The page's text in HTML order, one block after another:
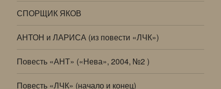
СПОРЩИК ЯКОВ
АНТОН и ЛАРИСА (из повести «ЛЧК»)
Повесть «АНТ» («Нева», 2004, №2 )
Повесть «ЛЧК» (начало и конец)